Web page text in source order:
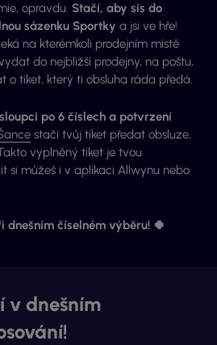
opravdu. Stačí, aby sis do
sázenku Sportky a jsi ve hře!
na kterémkoli prodejním místě
do nejbližší prodejny, na poštu,
tiket, který ti obsluha ráda předá.
po 6 číslech a potvrzení
stačí tvůj tiket předat obsluze,
vyplněný tiket je tvou
si můžeš i v aplikaci Allwynu nebo
dnešním číselném výběru! 🍀
v dnešním